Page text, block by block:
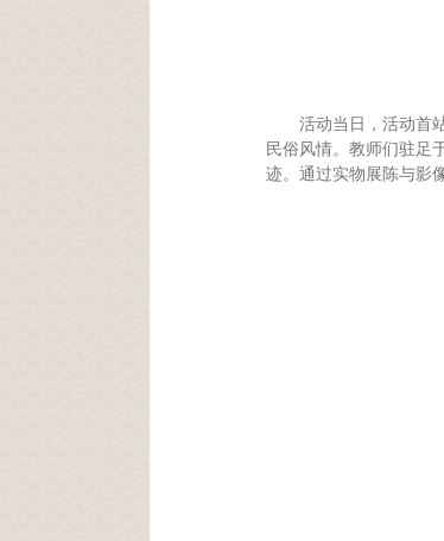
活动当日，活动首
民俗风情。教师们驻足
迹。通过实物展陈与影